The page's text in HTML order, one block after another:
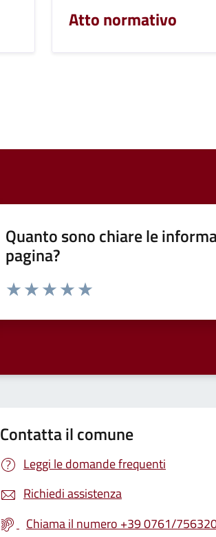
Atto normativo
Quanto sono chiare le
pagina?
Valuta da 1 a 5 stelle la pagina
Contatta il comune
Leggi le domande frequenti
Richiedi assistenza
Chiama il numero +39 0761/